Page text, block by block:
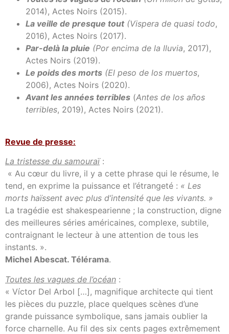
2014), Actes Noirs (2015).
La veille de presque tout (Vispera de quasi todo,
2016), Actes Noirs (2017).
Par-delà la pluie (Por encima de la lluvia, 2017),
Actes Noirs (2019).
Le poids des morts (El peso de los muertos,
2006), Actes Noirs (2020).
Avant les années terribles (Antes de los años
terribles, 2019), Actes Noirs (2021).
Revue de presse:
La tristesse du samouraï :
« Au cœur du livre, il y a cette phrase qui le résume, le
tend, en exprime la puissance et l’étrangeté : « Les
morts haïssent avec plus d’intensité que les vivants. »
La tragédie est shakespearienne ; la construction, digne
des meilleures séries américaines, complexe, subtile,
contraignant le lecteur à une attention de tous les
instants. ».
Michel Abescat. Télérama.
Toutes les vagues de l’océan :
« Víctor Del Arbol […], magnifique architecte qui tient
les pièces du puzzle, place quel­ques scènes d’une
grande puissance symbolique, sans jamais oublier la
force charnelle. Au fil des six cents pages extrêmement